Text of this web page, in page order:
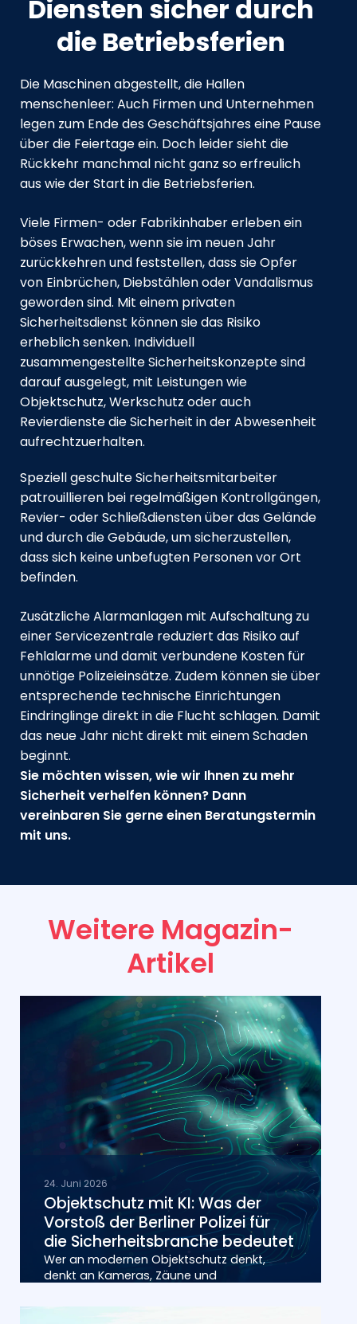
Diensten sicher durch
die Betriebsferien
Die Maschinen abgestellt, die Hallen
menschenleer: Auch Firmen und Unternehmen
legen zum Ende des Geschäftsjahres eine Pause
über die Feiertage ein. Doch leider sieht die
Rückkehr manchmal nicht ganz so erfreulich
aus wie der Start in die Betriebsferien.
Viele Firmen- oder Fabrikinhaber erleben ein
böses Erwachen, wenn sie im neuen Jahr
zurückkehren und feststellen, dass sie Opfer
von Einbrüchen, Diebstählen oder Vandalismus
geworden sind. Mit einem privaten
Sicherheitsdienst können sie das Risiko
erheblich senken. Individuell
zusammengestellte Sicherheitskonzepte sind
darauf ausgelegt, mit Leistungen wie
Objektschutz, Werkschutz oder auch
Revierdienste die Sicherheit in der Abwesenheit
aufrechtzuerhalten.
Speziell geschulte Sicherheitsmitarbeiter
patrouillieren bei regelmäßigen Kontrollgängen,
Revier- oder Schließdiensten über das Gelände
und durch die Gebäude, um sicherzustellen,
dass sich keine unbefugten Personen vor Ort
befinden.
Zusätzliche Alarmanlagen mit Aufschaltung zu
einer Servicezentrale reduziert das Risiko auf
Fehlalarme und damit verbundene Kosten für
unnötige Polizeieinsätze. Zudem können sie über
entsprechende technische Einrichtungen
Eindringlinge direkt in die Flucht schlagen. Damit
das neue Jahr nicht direkt mit einem Schaden
beginnt.
Sie möchten wissen, wie wir Ihnen zu mehr
Sicherheit verhelfen können? Dann
vereinbaren Sie gerne einen Beratungstermin
mit uns.
Weitere Magazin-
Artikel
24. Juni 2026
Objektschutz mit KI:Was der
Vorstoß der Berliner Polizei für
die Sicherheits­branche bedeutet
Wer an modernen Objektschutz denkt,
denkt an Kameras, Zäune und